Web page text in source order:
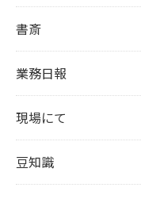
書斎
業務日報
現場にて
豆知識